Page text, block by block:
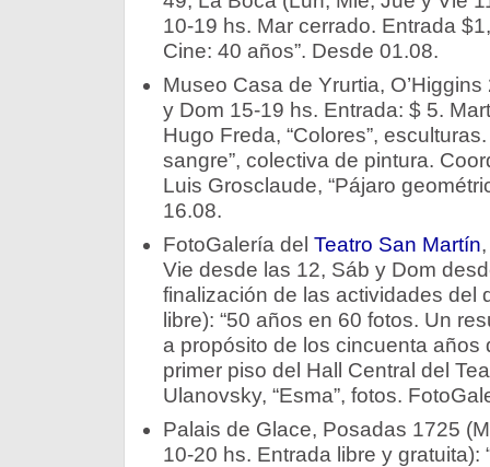
10-19 hs. Mar cerrado. Entrada
Cine: 40 años”. Desde 01.08.
Museo Casa de Yrurtia,
y Dom 15-19 hs. Entrada: $ 5.
Hugo Freda, “Colores”,
sangre”, colectiva de pintura.
Luis Grosclaude, “Pájaro
16.08.
FotoGalería del Teatro San Martín
Vie desde las 12, Sáb y Dom
finalización de las actividades del
libre): “50 años en 60 fotos. Un
a propósito de los cincuenta años
primer piso del Hall Central del
Ulanovsky, “Esma”, fotos.
Palais de Glace, Posadas 1725
10-20 hs. Entrada libre y gratuita):